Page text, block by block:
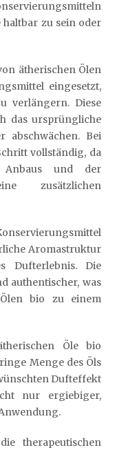
haltbar zu sein oder
ätherischen Ölen
eingesetzt,
verlängern. Diese
das ursprüngliche
abschwächen. Bei
vollständig, da
Anbaus und der
zusätzlichen
Aromastruktur
Dufterlebnis. Die
authentischer, was
bio zu einem
Öle bio
Menge des Öls
Dufteffekt
nur ergiebiger,
therapeutischen